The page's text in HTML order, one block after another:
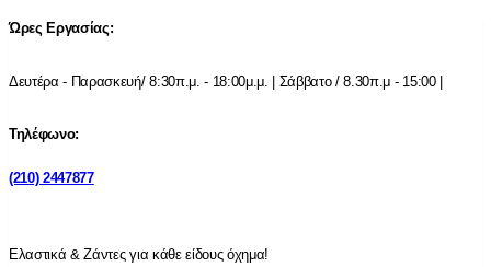
Ώρες Εργασίας:
Δευτέρα - Παρασκευή/ 8:30π.μ. - 18:00μ.μ. | Σάββατο / 8.30π.μ - 15:00 |
Τηλέφωνο:
(210) 2447877
Ελαστικά & Ζάντες για κάθε είδους όχημα!